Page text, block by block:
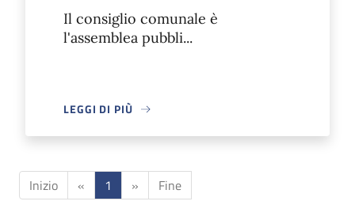
Il consiglio comunale è
l'assemblea pubbli...
LEGGI DI PIÙ
Inizio « 1 » Fine